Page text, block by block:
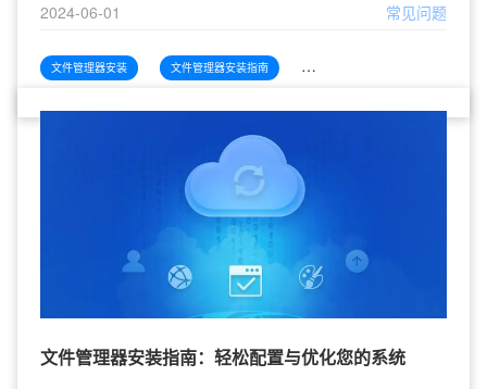
2024-06-01 常见问题
文件管理器安装 文件管理器安装指南 文件管理器安装指南轻松
文件管理器安装指南：轻松配置与优化您的系统